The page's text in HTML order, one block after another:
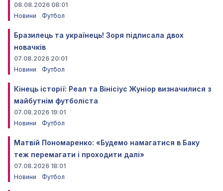
08.08.2026 08:01
Новини
Футбол
Бразилець та українець! Зоря підписала двох
новачків
07.08.2026 20:01
Новини
Футбол
Кінець історії: Реал та Вінісіус Жуніор визначилися з
майбутнім футболіста
07.08.2026 19:01
Новини
Футбол
Матвій Пономаренко: «Будемо намагатися в Баку
теж перемагати і проходити далі»
07.08.2026 18:01
Новини
Футбол